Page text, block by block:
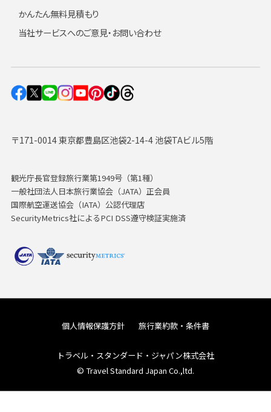
〒171-0014 東京都豊島区池袋2-14-4 池袋TAビル5階
観光庁長官登録旅行業第1949号（第1種）
一般社団法人日本旅行業協会（JATA）正会員
国際航空運送協会（IATA）公認代理店
SecurityMetrics社によるPCI DSS遵守検証実施済
かんたん無料見積もり
当社サービスへのご意見・お問い合わせ
個人情報保護方針 旅行業約款・条件書
トラベル・スタンダード・ジャパン株式会社
© Travel Standard Japan Co.,ltd.